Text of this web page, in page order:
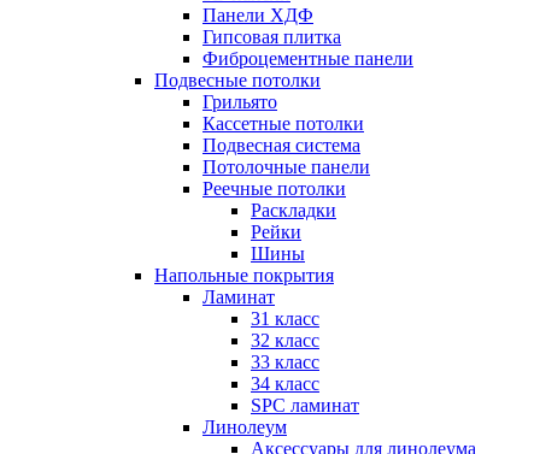
Панели ХДФ
Гипсовая плитка
Фиброцементные панели
Подвесные потолки
Грильято
Кассетные потолки
Подвесная система
Потолочные панели
Реечные потолки
Раскладки
Рейки
Шины
Напольные покрытия
Ламинат
31 класс
32 класс
33 класс
34 класс
SPC ламинат
Линолеум
Аксессуары для линолеума